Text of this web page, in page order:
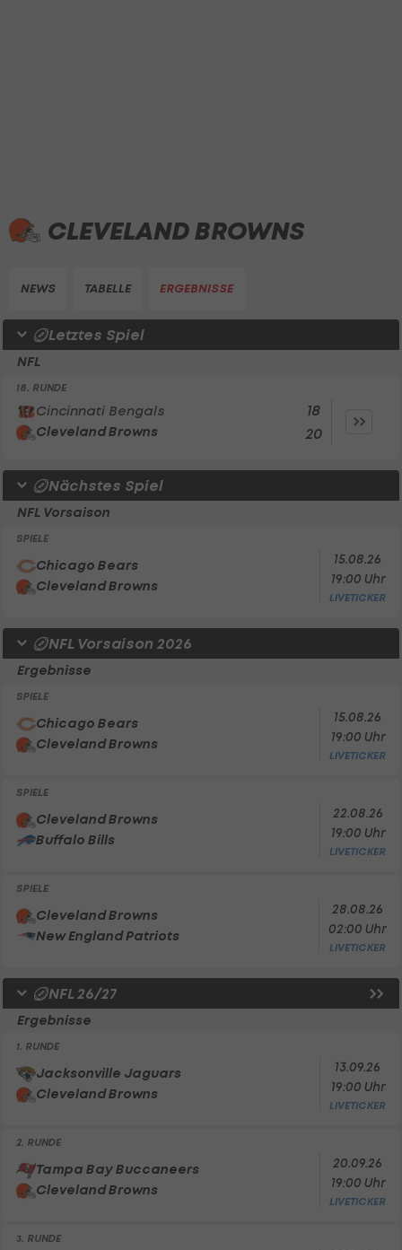
CLEVELAND BROWNS
NEWS TABELLE ERGEBNISSE
Letztes Spiel
NFL
18. RUNDE
Cincinnati Bengals
Cleveland Browns
18
20
Nächstes Spiel
NFL Vorsaison
SPIELE
Chicago Bears
Cleveland Browns
15.08.26
19:00 Uhr
LIVETICKER
NFL Vorsaison 2026
Ergebnisse
SPIELE
Chicago Bears
Cleveland Browns
15.08.26
19:00 Uhr
LIVETICKER
SPIELE
Cleveland Browns
Buffalo Bills
22.08.26
19:00 Uhr
LIVETICKER
SPIELE
Cleveland Browns
New England Patriots
28.08.26
02:00 Uhr
LIVETICKER
NFL 26/27
Ergebnisse
1. RUNDE
Jacksonville Jaguars
Cleveland Browns
13.09.26
19:00 Uhr
LIVETICKER
2. RUNDE
Tampa Bay Buccaneers
Cleveland Browns
20.09.26
19:00 Uhr
LIVETICKER
3. RUNDE